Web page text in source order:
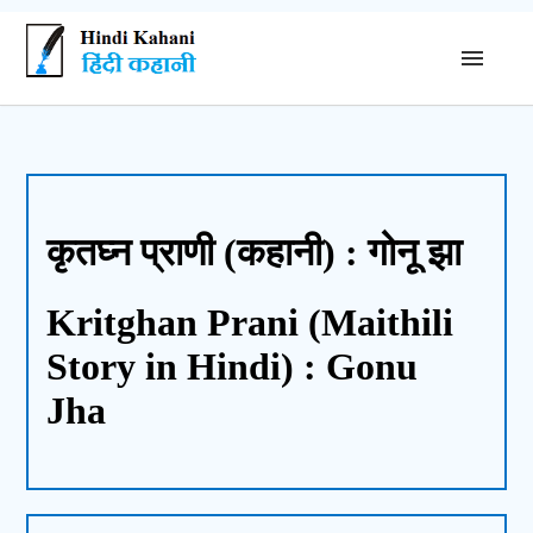
कृतघ्न प्राणी (कहानी) : गोनू झा
Kritghan Prani (Maithili
Story in Hindi) : Gonu
Jha